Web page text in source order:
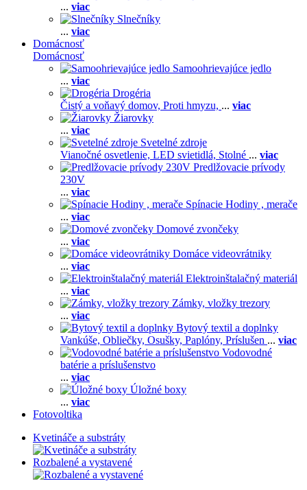
... viac
Slnečníky
... viac
Domácnosť
Domácnosť
Samoohrievajúce jedlo
... viac
Drogéria
Čistý a voňavý domov, Proti hmyzu, ... viac
Žiarovky
... viac
Svetelné zdroje
Vianočné osvetlenie, LED svietidlá, Stolné ... viac
Predlžovacie prívody
230V
... viac
Spínacie Hodiny , merače
... viac
Domové zvončeky
... viac
Domáce videovrátniky
... viac
Elektroinštalačný materiál
... viac
Zámky, vložky trezory
... viac
Bytový textil a doplnky
Vankúše, Obliečky, Osušky, Paplóny, Príslušen ... viac
Vodovodné
batérie a príslušenstvo
... viac
Úložné boxy
... viac
Fotovoltika
Kvetináče a substráty
Rozbalené a vystavené